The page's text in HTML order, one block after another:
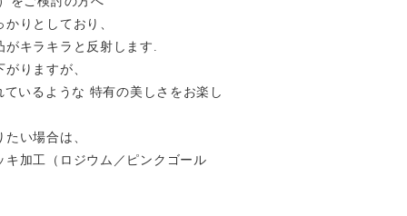
りとしており、
がキラキラと反射します.
りますが、
いるような 特有の美しさをお楽し
い場合は、
キ加工（ロジウム／ピンクゴール